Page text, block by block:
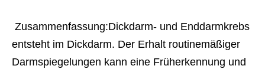
entsteht im Dickdarm. Der Erhalt routinemäßiger
Darmspiegelungen kann eine Früherkennung und